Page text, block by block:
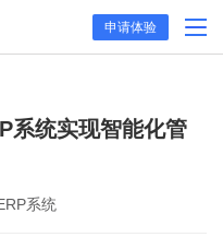
申请体验
系统实现智能化管
系统